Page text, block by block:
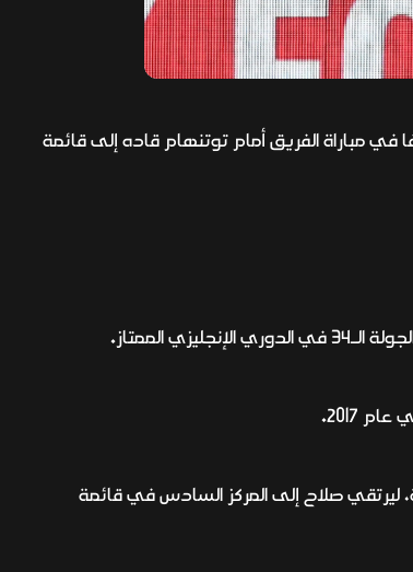
في مباراة الفريق أمام توتنهام قاده إلى قائمة
الممتاز.
التاريخي للفريق، روبي فاولر، الذي سجّل 183 هدفا في 369 مباراة، ليرتقي صلاح إلى المركز السادس في قائمة